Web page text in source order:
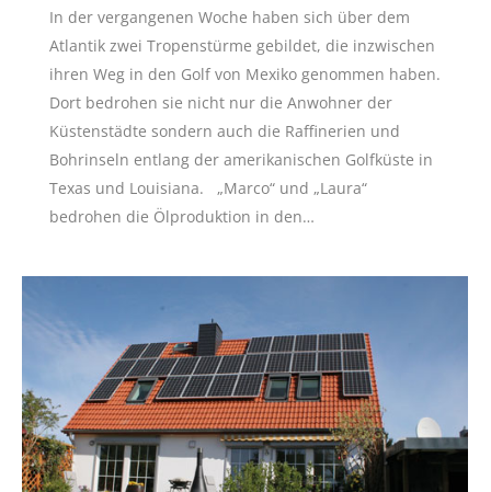
In der vergangenen Woche haben sich über dem
Atlantik zwei Tropenstürme gebildet, die inzwischen
ihren Weg in den Golf von Mexiko genommen haben.
Dort bedrohen sie nicht nur die Anwohner der
Küstenstädte sondern auch die Raffinerien und
Bohrinseln entlang der amerikanischen Golfküste in
Texas und Louisiana. „Marco“ und „Laura“
bedrohen die Ölproduktion in den…